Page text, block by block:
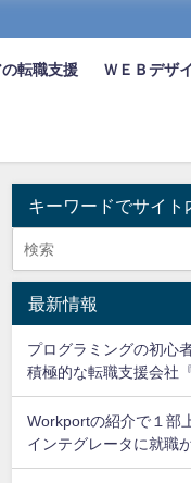
転職支援 ＷＥＢデザ
キーワードでサイト
最新情報
プログラミングの初心
積極的な転職支援会社
Workportの紹介で１部
インテグレータに就職